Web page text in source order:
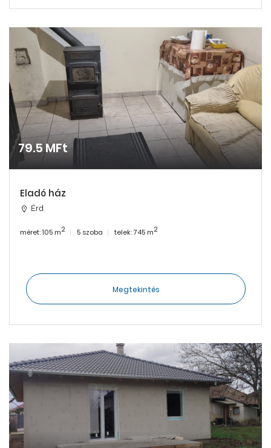
79.5 MFt
Eladó ház
Érd
méret: 105 m2 5 szoba telek: 745 m2
Megtekintés